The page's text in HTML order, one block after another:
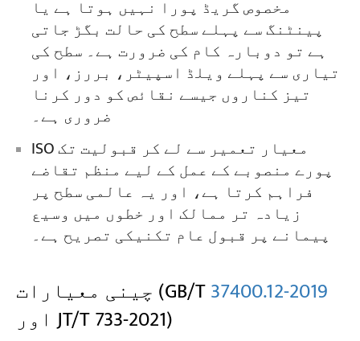
مخصوص گریڈ پورا نہیں ہوتا ہے یا
پینٹنگ سے پہلے سطح کی حالت بگڑ جاتی
ہے تو دوبارہ کام کی ضرورت ہے۔ سطح کی
تیاری سے پہلے ویلڈ اسپیٹر، بررز، اور
تیز کناروں جیسے نقائص کو دور کرنا
ضروری ہے۔
ISO معیار تعمیر سے لے کر قبولیت تک
پورے منصوبے کے عمل کے لیے منظم تقاضے
فراہم کرتا ہے، اور یہ عالمی سطح پر
زیادہ تر ممالک اور خطوں میں وسیع
پیمانے پر قبول عام تکنیکی تصریح ہے۔
چینی معیارات (GB/T37400.12-2019
اور JT/T 733-2021)